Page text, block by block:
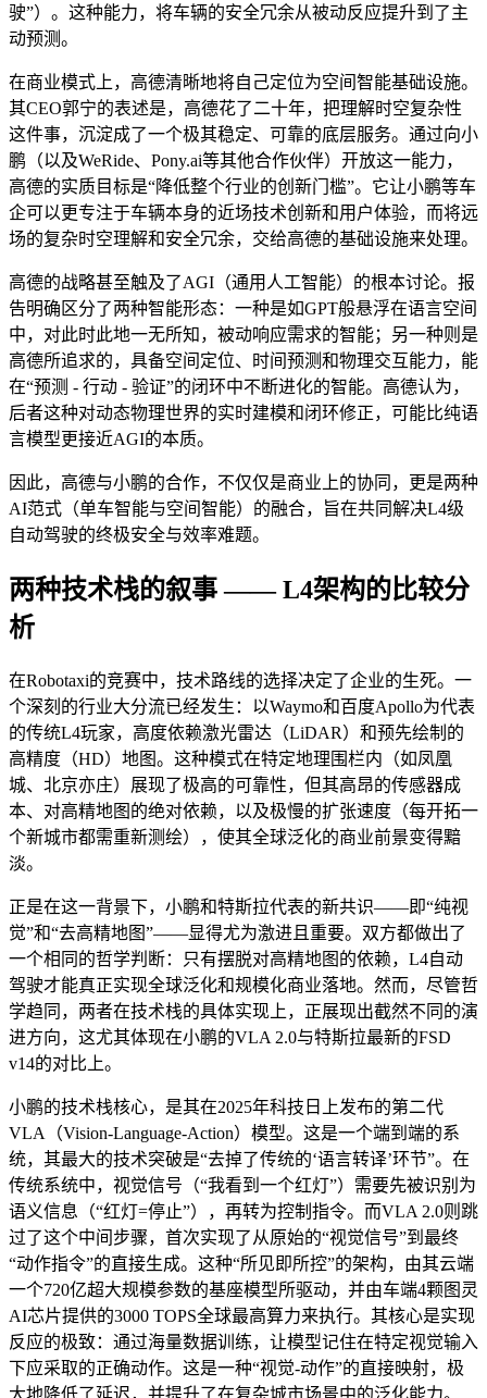
驶”）。这种能力，将车辆的安全冗余从被动反应提升到了主
动预测。
在商业模式上，高德清晰地将自己定位为空间智能基础设施。
其CEO郭宁的表述是，高德花了二十年，把理解时空复杂性
这件事，沉淀成了一个极其稳定、可靠的底层服务。通过向小
鹏（以及WeRide、Pony.ai等其他合作伙伴）开放这一能力，
高德的实质目标是“降低整个行业的创新门槛”。它让小鹏等车
企可以更专注于车辆本身的近场技术创新和用户体验，而将远
场的复杂时空理解和安全冗余，交给高德的基础设施来处理。
高德的战略甚至触及了AGI（通用人工智能）的根本讨论。报
告明确区分了两种智能形态：一种是如GPT般悬浮在语言空间
中，对此时此地一无所知，被动响应需求的智能；另一种则是
高德所追求的，具备空间定位、时间预测和物理交互能力，能
在“预测 - 行动 - 验证”的闭环中不断进化的智能。高德认为，
后者这种对动态物理世界的实时建模和闭环修正，可能比纯语
言模型更接近AGI的本质。
因此，高德与小鹏的合作，不仅仅是商业上的协同，更是两种
AI范式（单车智能与空间智能）的融合，旨在共同解决L4级
自动驾驶的终极安全与效率难题。
两种技术栈的叙事 —— L4架构的比较分
析
在Robotaxi的竞赛中，技术路线的选择决定了企业的生死。一
个深刻的行业大分流已经发生：以Waymo和百度Apollo为代表
的传统L4玩家，高度依赖激光雷达（LiDAR）和预先绘制的
高精度（HD）地图。这种模式在特定地理围栏内（如凤凰
城、北京亦庄）展现了极高的可靠性，但其高昂的传感器成
本、对高精地图的绝对依赖，以及极慢的扩张速度（每开拓一
个新城市都需重新测绘），使其全球泛化的商业前景变得黯
淡。
正是在这一背景下，小鹏和特斯拉代表的新共识——即“纯视
觉”和“去高精地图”——显得尤为激进且重要。双方都做出了
一个相同的哲学判断：只有摆脱对高精地图的依赖，L4自动
驾驶才能真正实现全球泛化和规模化商业落地。然而，尽管哲
学趋同，两者在技术栈的具体实现上，正展现出截然不同的演
进方向，这尤其体现在小鹏的VLA 2.0与特斯拉最新的FSD
v14的对比上。
小鹏的技术栈核心，是其在2025年科技日上发布的第二代
VLA（Vision-Language-Action）模型。这是一个端到端的系
统，其最大的技术突破是“去掉了传统的‘语言转译’环节”。在
传统系统中，视觉信号（“我看到一个红灯”）需要先被识别为
语义信息（“红灯=停止”），再转为控制指令。而VLA 2.0则跳
过了这个中间步骤，首次实现了从原始的“视觉信号”到最终
“动作指令”的直接生成。这种“所见即所控”的架构，由其云端
一个720亿超大规模参数的基座模型所驱动，并由车端4颗图灵
AI芯片提供的3000 TOPS全球最高算力来执行。其核心是实现
反应的极致：通过海量数据训练，让模型记住在特定视觉输入
下应采取的正确动作。这是一种“视觉-动作”的直接映射，极
大地降低了延迟，并提升了在复杂城市场景中的泛化能力。